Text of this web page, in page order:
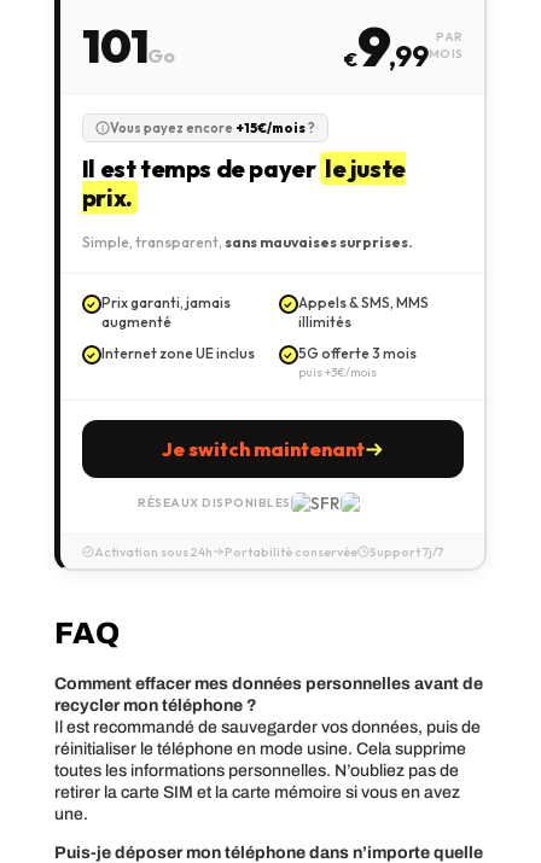
101Go €9,99
PAR
MOIS
Vous payez encore +15€/mois?
Il est temps de payer le juste
prix.
Simple, transparent, sans mauvaises surprises.
Prix garanti, jamais
augmenté
Appels & SMS, MMS
illimités
Internet zone UE inclus
5G offerte 3 mois
puis +3€/mois
Je switch maintenant
RÉSEAUX DISPONIBLES
Activation sous 24h Portabilité conservée Support 7j/7
FAQ
Comment effacer mes données personnelles avant de
recycler mon téléphone ?
Il est recommandé de sauvegarder vos données, puis de
réinitialiser le téléphone en mode usine. Cela supprime
toutes les informations personnelles. N’oubliez pas de
retirer la carte SIM et la carte mémoire si vous en avez
une.
Puis-je déposer mon téléphone dans n’importe quelle